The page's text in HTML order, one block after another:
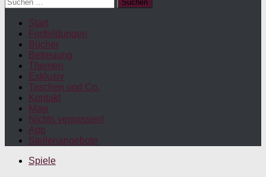
nach:
Start
Fortbildungen
Bücher
Betreuung
Themen
Exklusiv
Taschen und Co.
Kontakt
Maw
Nichts verpassen!
App
Stellenangebote
Spiele